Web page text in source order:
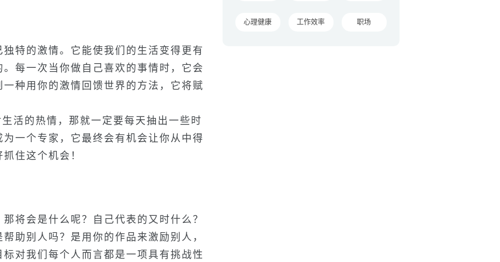
特的激情。它能使我们的生活变得更有
每一次当你做自己喜欢的事情时，它会
种用你的激情回馈世界的方法，它将赋
活的热情，那就一定要每天抽出一些时
一个专家，它最终会有机会让你从中得
住这个机会！
将会是什么呢？自己代表的又时什么？
助别人吗？是用你的作品来激励别人，
对我们每个人而言都是一项具有挑战性
心理健康 工作效率 职场